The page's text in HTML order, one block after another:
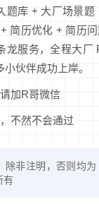
题库 + 大厂场景
简历优化 + 简历
龙服务，全程大厂
伙伴成功上岸。
加R哥微信
，不然不会通过
除非注明，否则均为
有